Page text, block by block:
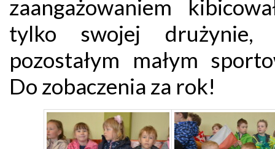
zaangażowaniem
tylko swojej
pozostałym małym
Do zobaczenia za rok!